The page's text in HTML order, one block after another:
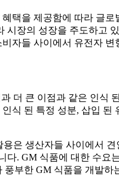
택을 제공함에 따라 글
장의 성장을 주도하고
자들 사이에서 유전자
더 큰 이점과 같은 인식
식 된 특정 성분, 삽입
은 생산자들 사이에서
다. GM 식품에 대한 수
부한 GM 식품을 개발